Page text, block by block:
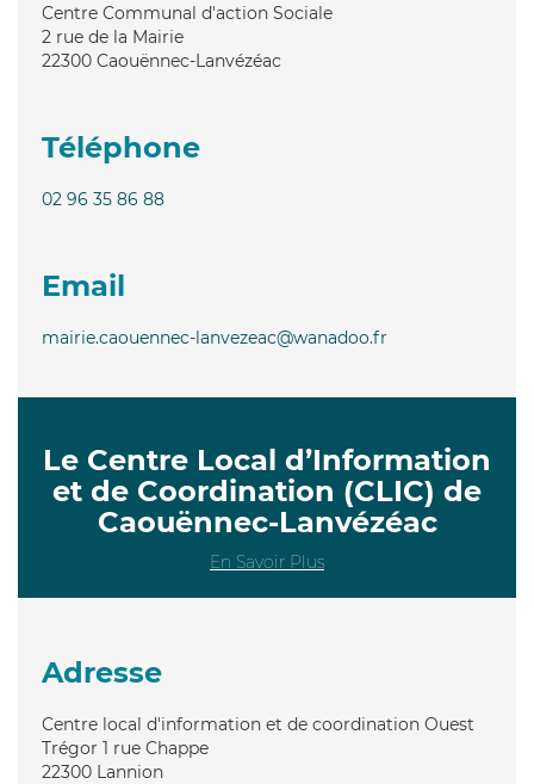
Centre Communal d'action Sociale
2 rue de la Mairie
22300 Caouënnec-Lanvézéac
Téléphone
02 96 35 86 88
Email
mairie.caouennec-lanvezeac@wanadoo.fr
Le Centre Local d’Information
et de Coordination (CLIC) de
Caouënnec-Lanvézéac
En Savoir Plus
Adresse
Centre local d'information et de coordination Ouest
Trégor 1 rue Chappe
22300 Lannion